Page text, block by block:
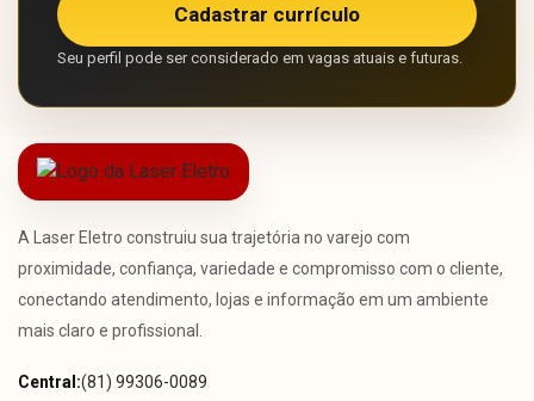
Cadastrar currículo
Seu perfil pode ser considerado em vagas atuais e futuras.
A Laser Eletro construiu sua trajetória no varejo com
proximidade, confiança, variedade e compromisso com o cliente,
conectando atendimento, lojas e informação em um ambiente
mais claro e profissional.
Central:(81) 99306-0089